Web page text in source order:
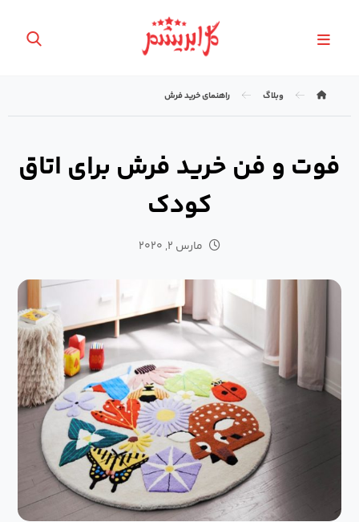
وبلاگ راهنمای خرید فرش
فوت و فن خرید فرش برای اتاق
کودک
مارس ۲, ۲۰۲۰